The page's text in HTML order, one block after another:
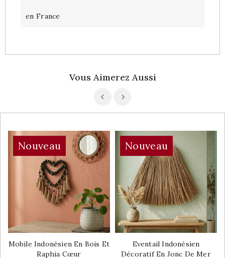
en France
Vous Aimerez Aussi
Nouveau
Mobile Indonésien En Bois Et
Raphia Cœur
Nouveau
Eventail Indonésien
Décoratif En Jonc De Mer